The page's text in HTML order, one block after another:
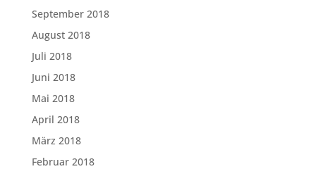
September 2018
August 2018
Juli 2018
Juni 2018
Mai 2018
April 2018
März 2018
Februar 2018